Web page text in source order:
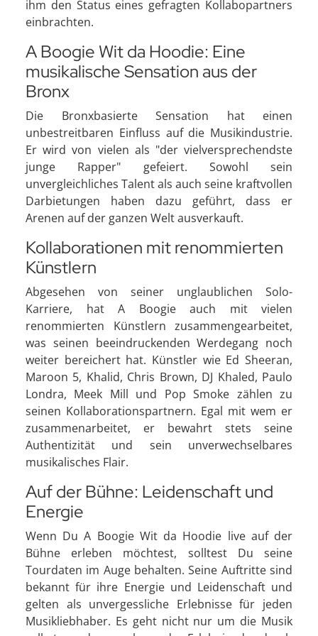
ihm den Status eines gefragten Kollabopartners
einbrachten.
A Boogie Wit da Hoodie: Eine
musikalische Sensation aus der
Bronx
Die Bronxbasierte Sensation hat einen
unbestreitbaren Einfluss auf die Musikindustrie.
Er wird von vielen als "der vielversprechendste
junge Rapper" gefeiert. Sowohl sein
unvergleichliches Talent als auch seine kraftvollen
Darbietungen haben dazu geführt, dass er
Arenen auf der ganzen Welt ausverkauft.
Kollaborationen mit renommierten
Künstlern
Abgesehen von seiner unglaublichen Solo-
Karriere, hat A Boogie auch mit vielen
renommierten Künstlern zusammengearbeitet,
was seinen beeindruckenden Werdegang noch
weiter bereichert hat. Künstler wie Ed Sheeran,
Maroon 5, Khalid, Chris Brown, DJ Khaled, Paulo
Londra, Meek Mill und Pop Smoke zählen zu
seinen Kollaborationspartnern. Egal mit wem er
zusammenarbeitet, er bewahrt stets seine
Authentizität und sein unverwechselbares
musikalisches Flair.
Auf der Bühne: Leidenschaft und
Energie
Wenn Du A Boogie Wit da Hoodie live auf der
Bühne erleben möchtest, solltest Du seine
Tourdaten im Auge behalten. Seine Auftritte sind
bekannt für ihre Energie und Leidenschaft und
gelten als unvergessliche Erlebnisse für jeden
Musikliebhaber. Es geht nicht nur um die Musik